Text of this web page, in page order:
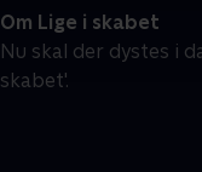
Om Lige i skabet
Nu skal der dystes i
skabet'.